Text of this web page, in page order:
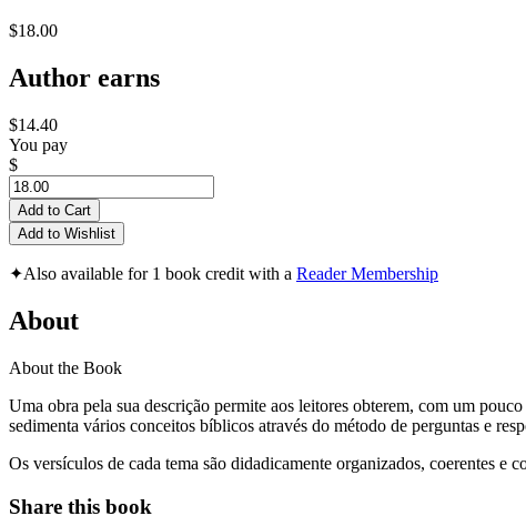
$18.00
Author earns
$14.40
You pay
$
Add to Cart
Add to Wishlist
✦Also available for 1 book credit with a Reader Membership
About
About the Book
Uma obra pela sua descrição permite aos leitores obterem, com um
sedimenta vários conceitos bíblicos através do método de perguntas e
Os versículos de cada tema são didadicamente organizados, coerentes e
Share this book